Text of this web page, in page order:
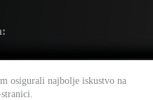
osigurali najbolje iskustvo na